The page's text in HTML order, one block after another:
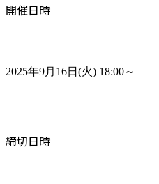
開催日時
2025年9月16日(火) 18:00～
締切日時